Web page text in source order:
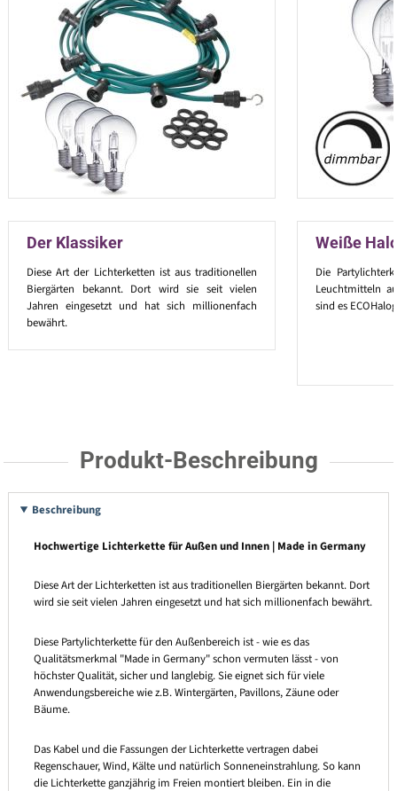
Der Klassiker
Diese Art der Lichterketten ist aus traditionellen
Biergärten bekannt. Dort wird sie seit vielen
Jahren eingesetzt und hat sich millionenfach
bewährt.
Weiße
Die
Leuchtmitteln
sind es
Produkt-Beschreibung
Beschreibung
Hochwertige Lichterkette für Außen und Innen | Made in Germany
Diese Art der Lichterketten ist aus traditionellen Biergärten bekannt. Dort
wird sie seit vielen Jahren eingesetzt und hat sich millionenfach bewährt.
Diese Partylichterkette für den Außenbereich ist - wie es das
Qualitätsmerkmal "Made in Germany" schon vermuten lässt - von
höchster Qualität, sicher und langlebig. Sie eignet sich für viele
Anwendungsbereiche wie z.B. Wintergärten, Pavillons, Zäune oder
Bäume.
Das Kabel und die Fassungen der Lichterkette vertragen dabei
Regenschauer, Wind, Kälte und natürlich Sonneneinstrahlung. So kann
die Lichterkette ganzjährig im Freien montiert bleiben. Ein in die